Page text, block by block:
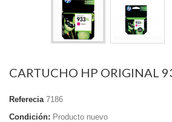
CARTUCHO HP ORIGINAL
Referecia 7186
Condición: Producto nuevo